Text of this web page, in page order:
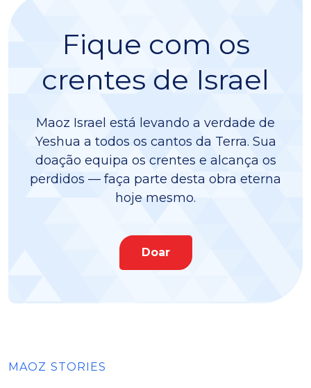
Fique com os
crentes de Israel
Maoz Israel está levando a verdade de
Yeshua a todos os cantos da Terra. Sua
doação equipa os crentes e alcança os
perdidos — faça parte desta obra eterna
hoje mesmo.
Doar
MAOZ STORIES